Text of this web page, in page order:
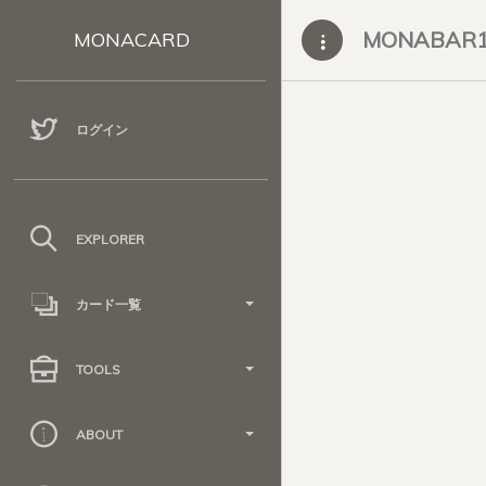
MONACARD
ログイン
EXPLORER
カード一覧
TOOLS
ABOUT